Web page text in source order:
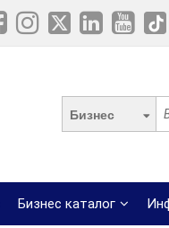
Бизнес
Бизнес каталог